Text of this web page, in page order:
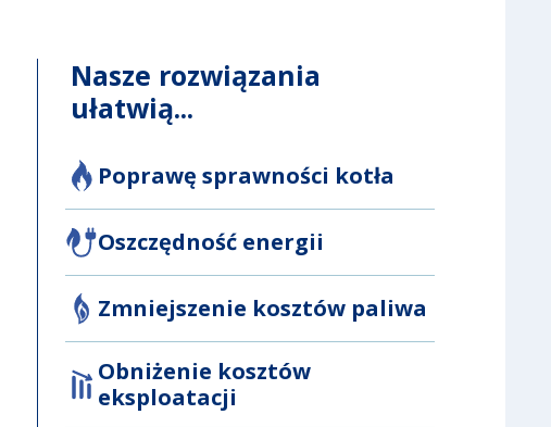
Nasze rozwiązania
ułatwią...
Poprawę sprawności kotła
Oszczędność energii
Zmniejszenie kosztów paliwa
Obniżenie kosztów
eksploatacji